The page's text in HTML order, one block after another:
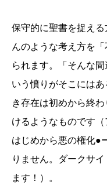
保守的に聖書を捉え
んのような考え方を
られます。「そんな
いう憤りがそこには
き存在は初めから終
けるようなものです（
はじめから悪の権化●
りません。ダークサ
ます！）。